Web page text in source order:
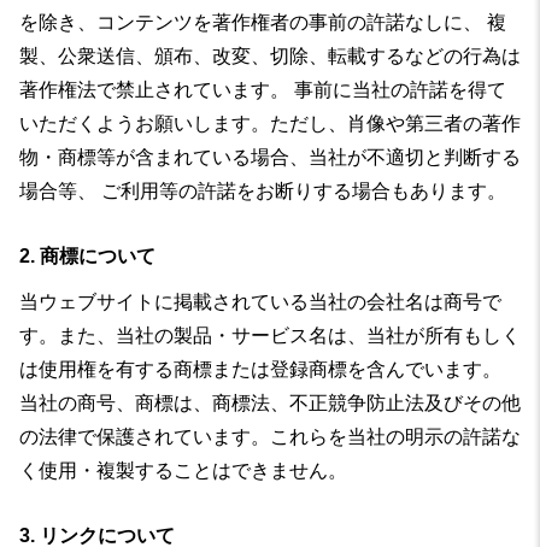
を除き、コンテンツを著作権者の事前の許諾なしに、 複
製、公衆送信、頒布、改変、切除、転載するなどの行為は
著作権法で禁止されています。 事前に当社の許諾を得て
いただくようお願いします。ただし、肖像や第三者の著作
物・商標等が含まれている場合、当社が不適切と判断する
場合等、 ご利用等の許諾をお断りする場合もあります。
2. 商標について
当ウェブサイトに掲載されている当社の会社名は商号で
す。また、当社の製品・サービス名は、当社が所有もしく
は使用権を有する商標または登録商標を含んでいます。
当社の商号、商標は、商標法、不正競争防止法及びその他
の法律で保護されています。これらを当社の明示の許諾な
く使用・複製することはできません。
3. リンクについて